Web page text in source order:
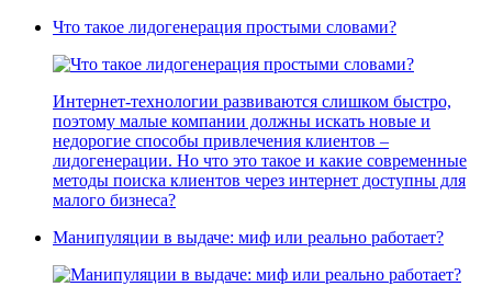
Что такое лидогенерация простыми словами?
Интернет-технологии развиваются слишком быстро,
поэтому малые компании должны искать новые и
недорогие способы привлечения клиентов –
лидогенерации. Но что это такое и какие современные
методы поиска клиентов через интернет доступны для
малого бизнеса?
Манипуляции в выдаче: миф или реально работает?